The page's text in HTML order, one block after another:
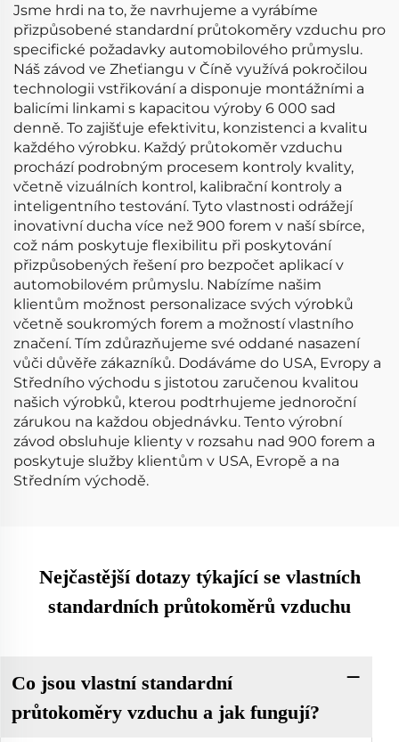
Jsme hrdi na to, že navrhujeme a vyrábíme
přizpůsobené standardní průtokoměry vzduchu pro
specifické požadavky automobilového průmyslu.
Náš závod ve Zheťiangu v Číně využívá pokročilou
technologii vstřikování a disponuje montážními a
balicími linkami s kapacitou výroby 6 000 sad
denně. To zajišťuje efektivitu, konzistenci a kvalitu
každého výrobku. Každý průtokoměr vzduchu
prochází podrobným procesem kontroly kvality,
včetně vizuálních kontrol, kalibrační kontroly a
inteligentního testování. Tyto vlastnosti odrážejí
inovativní ducha více než 900 forem v naší sbírce,
což nám poskytuje flexibilitu při poskytování
přizpůsobených řešení pro bezpočet aplikací v
automobilovém průmyslu. Nabízíme našim
klientům možnost personalizace svých výrobků
včetně soukromých forem a možností vlastního
značení. Tím zdůrazňujeme své oddané nasazení
vůči důvěře zákazníků. Dodáváme do USA, Evropy a
Středního východu s jistotou zaručenou kvalitou
našich výrobků, kterou podtrhujeme jednoroční
zárukou na každou objednávku. Tento výrobní
závod obsluhuje klienty v rozsahu nad 900 forem a
poskytuje služby klientům v USA, Evropě a na
Středním východě.
Nejčastější dotazy týkající se vlastních
standardních průtokoměrů vzduchu
Co jsou vlastní standardní
průtokoměry vzduchu a jak fungují?